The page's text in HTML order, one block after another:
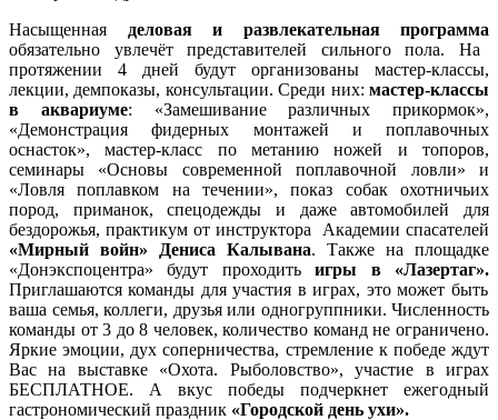
Насыщенная деловая и развлекательная программа
обязательно увлечёт представителей сильного пола. На
протяжении 4 дней будут организованы мастер-классы,
лекции, демпоказы, консультации. Среди них: мастер-классы
в аквариуме: «Замешивание различных прикормок»,
«Демонстрация фидерных монтажей и поплавочных
оснасток», мастер-класс по метанию ножей и топоров,
семинары «Основы современной поплавочной ловли» и
«Ловля поплавком на течении», показ собак охотничьих
пород, приманок, спецодежды и даже автомобилей для
бездорожья, практикум от инструктора Академии спасателей
«Мирный войн» Дениса Калывана. Также на площадке
«Донэкспоцентра» будут проходитьигры в «Лазертаг».
Приглашаются команды для участия в играх, это может быть
ваша семья, коллеги, друзья или одногруппники. Численность
команды от 3 до 8 человек, количество команд не ограничено.
Яркие эмоции, дух соперничества, стремление к победе ждут
Вас на выставке «Охота. Рыболовство», участие в играх
БЕСПЛАТНОЕ. А вкус победы подчеркнет ежегодный
гастрономический праздник «Городской день ухи».